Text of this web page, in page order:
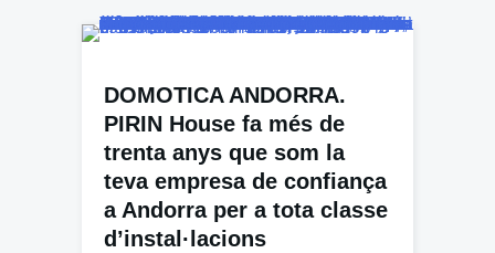
DOMOTICA ANDORRA.
PIRIN House fa més de
trenta anys que som la
teva empresa de confiança
a Andorra per a tota classe
d’instal·lacions